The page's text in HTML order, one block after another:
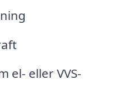
el- eller VVS-